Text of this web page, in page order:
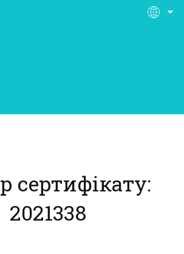
Матеріали
Нас підтримують
сертифікату:
2021338